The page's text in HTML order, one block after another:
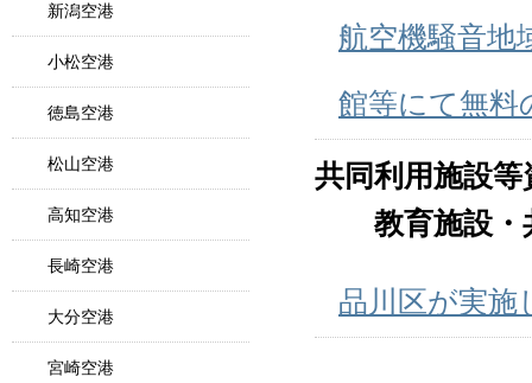
新潟空港
小松空港
徳島空港
松山空港
高知空港
長崎空港
大分空港
宮崎空港
航空機騒音地
館等にて無
共同利用施設
教育施設・
品川区が実